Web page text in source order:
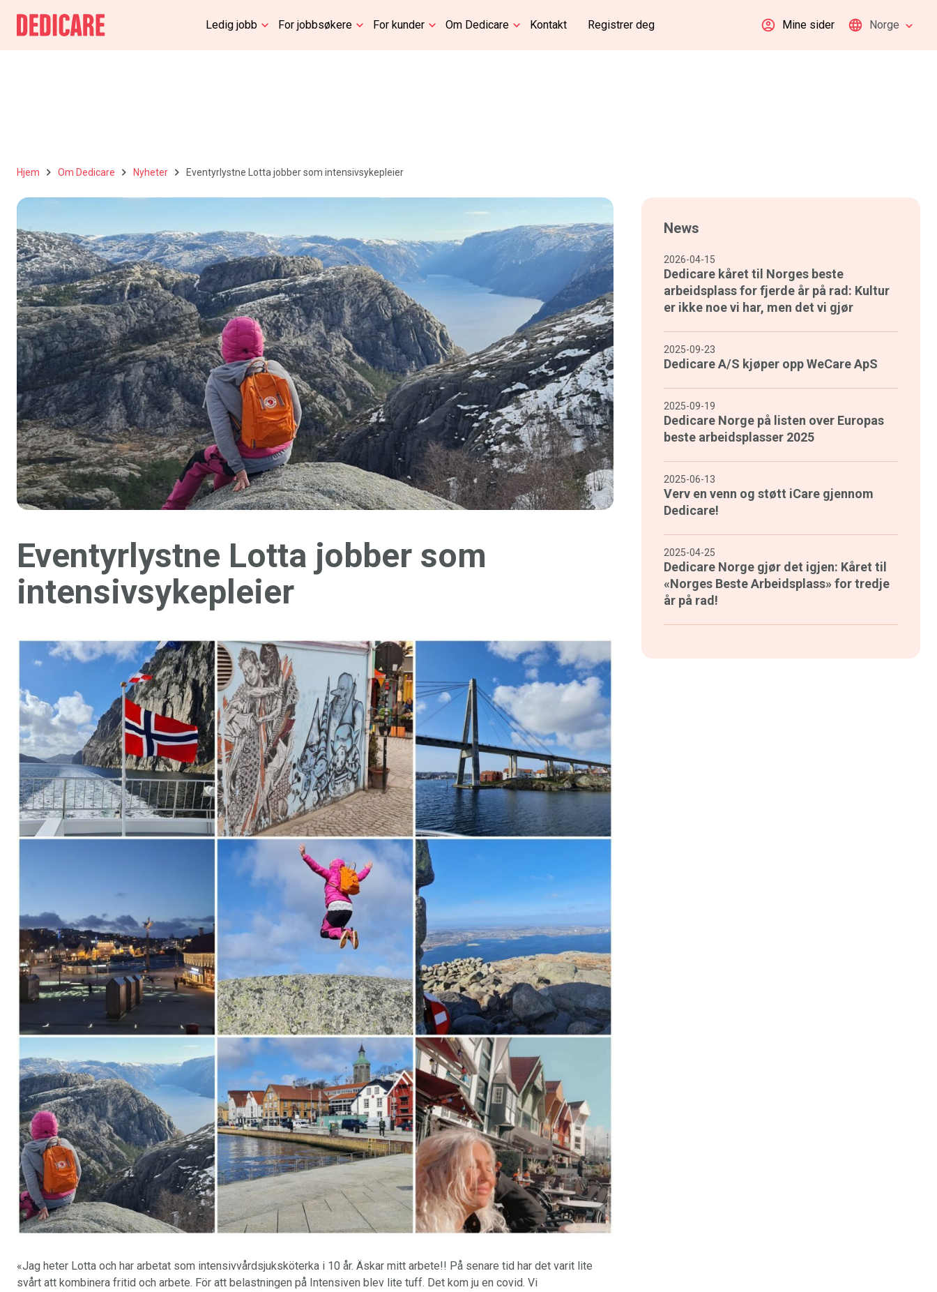
Ledig jobb For jobbsøkere For kunder Om Dedicare Kontakt Registrer deg Mine sider Norge
Hjem Om Dedicare Nyheter Eventyrlystne Lotta jobber som intensivsykepleier
Eventyrlystne Lotta jobber som
intensivsykepleier
«Jag heter Lotta och har arbetat som intensivvårdsjuksköterka i 10 år. Äskar mitt arbete!! På senare tid har det varit lite
svårt att kombinera fritid och arbete. För att belastningen på Intensiven blev lite tuff. Det kom ju en covid. Vi
News
2026-04-15
Dedicare kåret til Norges beste
arbeidsplass for fjerde år på rad: Kultur
er ikke noe vi har, men det vi gjør
2025-09-23
Dedicare A/S kjøper opp WeCare ApS
2025-09-19
Dedicare Norge på listen over Europas
beste arbeidsplasser 2025
2025-06-13
Verv en venn og støtt iCare gjennom
Dedicare!
2025-04-25
Dedicare Norge gjør det igjen: Kåret til
«Norges Beste Arbeidsplass» for tredje
år på rad!